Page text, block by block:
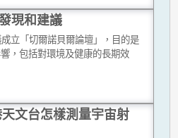
現和建議
立「切爾諾貝爾論壇」，目的是
，包括對環境及健康的長期效
文台怎樣測量宇宙射